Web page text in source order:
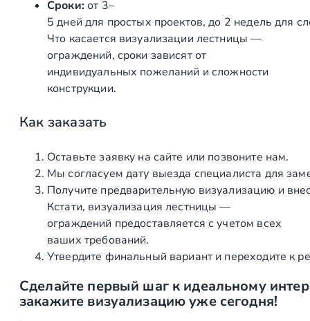
Сроки:от 3–
5 дней для простых проектов, до 2 недель для
Что касается визуализации лестницы —
ограждений, сроки зависят от
индивидуальных пожеланий и сложности
конструкции.
Как заказать
Оставьте заявку на сайте или позвоните нам.
Мы согласуем дату выезда специалиста для
Получите предварительную визуализацию и
Кстати, визуализация лестницы —
ограждений предоставляется с учетом всех
ваших требований.
Утвердите финальный вариант и переходите к
Сделайте первый шаг к идеальному
закажите визуализацию уже сегодня!